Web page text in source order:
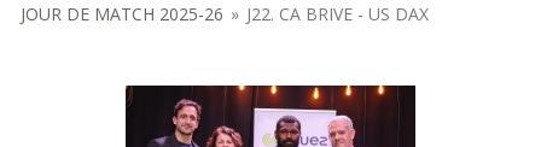
JOUR DE MATCH 2025-26 » J22. CA BRIVE - US DAX